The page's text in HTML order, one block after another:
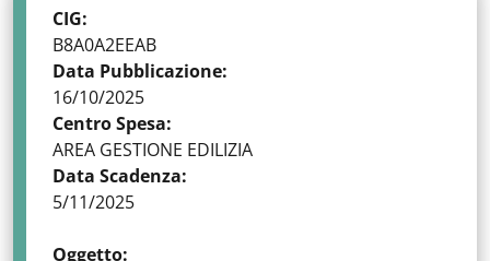
STATO DELLA GARA
CIG:
B8A0A2EEAB
Data Pubblicazione:
16/10/2025
Centro Spesa:
AREA GESTIONE EDILIZIA
Data Scadenza:
5/11/2025
Oggetto: